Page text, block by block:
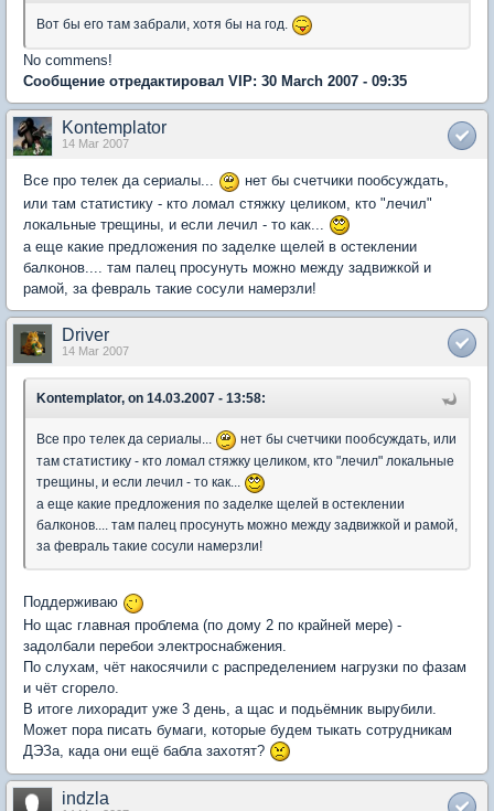
Вот бы его там забрали, хотя бы на год.
No commens!
Сообщение отредактировал VIP: 30 March 2007 - 09:35
Kontemplator
14 Mar 2007
Все про телек да сериалы...
нет бы счетчики пообсуждать,
или там статистику - кто ломал стяжку целиком, кто "лечил"
локальные трещины, и если лечил - то как...
а еще какие предложения по заделке щелей в остеклении
балконов.... там палец просунуть можно между задвижкой и
рамой, за февраль такие сосули намерзли!
Driver
14 Mar 2007
Kontemplator, on 14.03.2007 - 13:58:
Все про телек да сериалы...
нет бы счетчики пообсуждать, или
там статистику - кто ломал стяжку целиком, кто "лечил" локальные
трещины, и если лечил - то как...
а еще какие предложения по заделке щелей в остеклении
балконов.... там палец просунуть можно между задвижкой и рамой,
за февраль такие сосули намерзли!
Поддерживаю
Но щас главная проблема (по дому 2 по крайней мере) -
задолбали перебои электроснабжения.
По слухам, чёт накосячили с распределением нагрузки по фазам
и чёт сгорело.
В итоге лихорадит уже 3 день, а щас и подьёмник вырубили.
Может пора писать бумаги, которые будем тыкать сотрудникам
ДЭЗа, када они ещё бабла захотят?
indzla